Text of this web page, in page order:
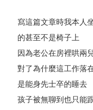
寫這篇文章時我本人
的甚至不是椅子上
因為老公在房裡哄兩
對了為什麼這工作落
是能身先士卒的睡去
孩子被無聊到也只能